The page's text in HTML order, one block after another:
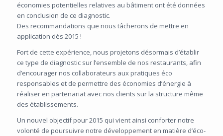
économies potentielles relatives au bâtiment ont été données
en conclusion de ce diagnostic.
Des recommandations que nous tâcherons de mettre en
application dès 2015 !
Fort de cette expérience, nous projetons désormais d’établir
ce type de diagnostic sur l’ensemble de nos restaurants, afin
d’encourager nos collaborateurs aux pratiques éco
responsables et de permettre des économies d’énergie à
réaliser en partenariat avec nos clients sur la structure même
des établissements.
Un nouvel objectif pour 2015 qui vient ainsi conforter notre
volonté de poursuivre notre développement en matière d’éco-